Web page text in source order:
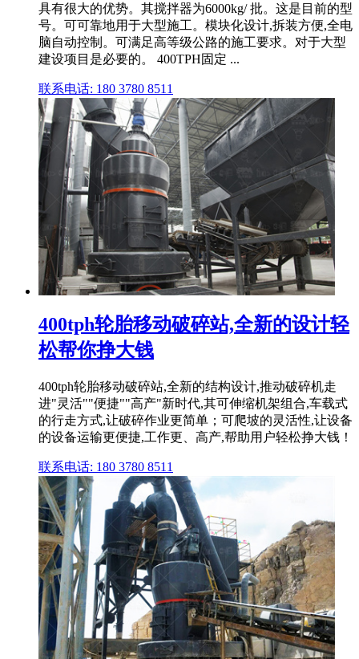
具有很大的优势。其搅拌器为6000kg/ 批。这是目前的型
号。可可靠地用于大型施工。模块化设计,拆装方便,全电
脑自动控制。可满足高等级公路的施工要求。对于大型
建设项目是必要的。 400TPH固定 ...
联系电话: 180 3780 8511
400tph轮胎移动破碎站,全新的设计轻
松帮你挣大钱
400tph轮胎移动破碎站,全新的结构设计,推动破碎机走
进"灵活""便捷""高产"新时代,其可伸缩机架组合,车载式
的行走方式,让破碎作业更简单；可爬坡的灵活性,让设备
的设备运输更便捷,工作更、高产,帮助用户轻松挣大钱！
联系电话: 180 3780 8511